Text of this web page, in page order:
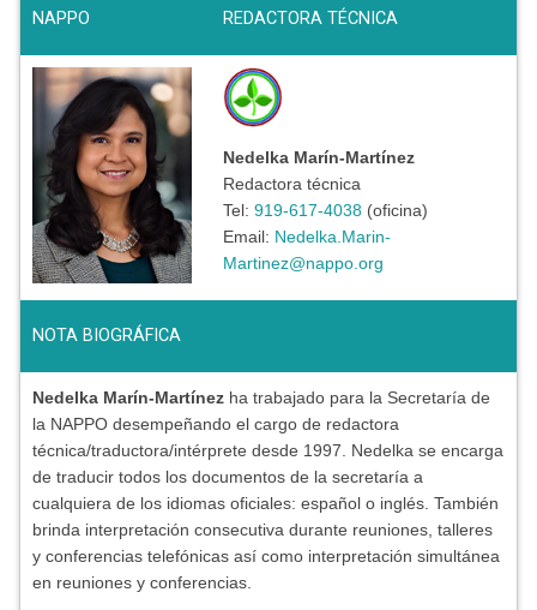
NAPPO REDACTORA TÉCNICA
Nedelka Marín-Martínez
Redactora técnica
Tel: 919-617-4038 (oficina)
Email: Nedelka.Marin-
Martinez@nappo.org
NOTA BIOGRÁFICA
Nedelka Marín-Martínez ha trabajado para la Secretaría de
la NAPPO desempeñando el cargo de redactora
técnica/traductora/intérprete desde 1997. Nedelka se encarga
de traducir todos los documentos de la secretaría a
cualquiera de los idiomas oficiales: español o inglés. También
brinda interpretación consecutiva durante reuniones, talleres
y conferencias telefónicas así como interpretación simultánea
en reuniones y conferencias.